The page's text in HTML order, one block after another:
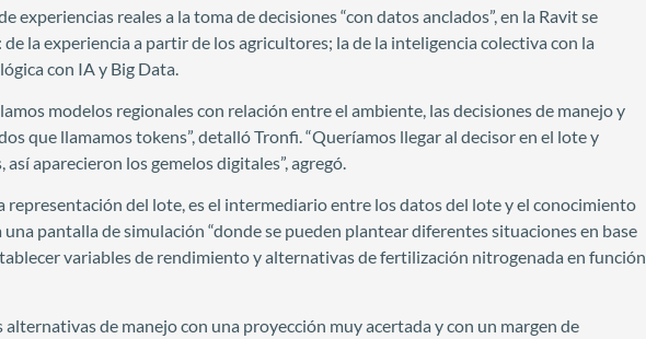
experiencias reales a la toma de decisiones “con datos anclados”, en la Ravit se
la experiencia a partir de los agricultores; la de la inteligencia colectiva con la
con IA y Big Data.
modelos regionales con relación entre el ambiente, las decisiones de manejo y
que llamamos tokens”, detalló Tronfi. “Queríamos llegar al decisor en el lote y
aparecieron los gemelos digitales”, agregó.
representación del lote, es el intermediario entre los datos del lote y el conocimiento
pantalla de simulación “donde se pueden plantear diferentes situaciones en base
variables de rendimiento y alternativas de fertilización nitrogenada en función
alternativas de manejo con una proyección muy acertada y con un margen de